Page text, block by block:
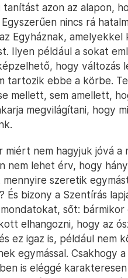
tanítást azon az alapon,
nincs rá
Egyháznak,
Ilyen például a sokat
hogy változás
tartozik ebbe a körbe.
mellett, sem amellett,
megvilágítani, hogy
miért nem hagyjuk jóvá
nem lehet érv, hogy
mennyire szeretik
És bizony a Szentírás
sőt:
elhangozni, hogy az
ez igaz is, például nem
egymással. Csakhogy
is eléggé